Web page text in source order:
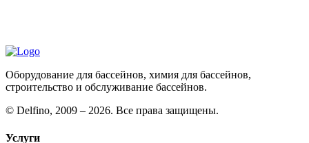
Оборудование для бассейнов, химия для бассейнов,
строительство и обслуживание бассейнов.
© Delfino, 2009 – 2026. Все права защищены.
Услуги